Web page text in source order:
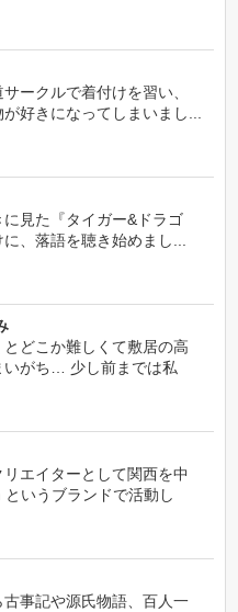
ークルで着付けを習い、
好きになってしまいまし...
見た『タイガー&ドラゴ
、落語を聴き始めまし...
とどこか難しくて敷居の高
いがち… 少し前までは私
エイターとして関西を中
いうブランドで活動し
事記や源氏物語、百人一